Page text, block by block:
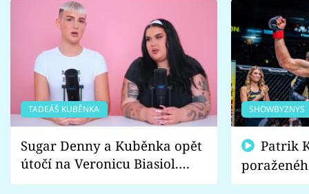
TADEÁŠ KUBĚNKA
Sugar Denny a Kuběnka opět
útočí na Veronicu Biasiol.
Proč je podle nich falešná a
SHOWBYZNYS
fanoušci